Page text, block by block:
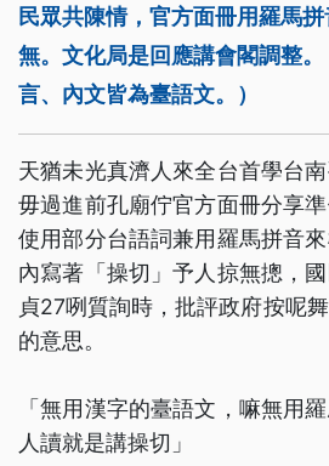
民眾共陳情，官方面冊用羅馬
無。文化局是回應講會閣調整
言、內文皆為臺語文。）
天猶未光真濟人來全台首學台
毋過進前孔廟佇官方面冊分享
使用部分台語詞兼用羅馬拼音
內寫著「操切」予人掠無摠，
貞27咧質詢時，批評政府按呢
的意思。
「無用漢字的臺語文，嘛無用
人讀就是講操切」